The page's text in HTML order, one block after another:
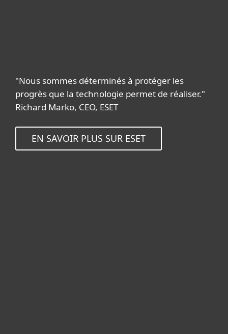
"Nous sommes déterminés à protéger les
progrès que la technologie permet de réaliser."
Richard Marko, CEO, ESET
EN SAVOIR PLUS SUR ESET